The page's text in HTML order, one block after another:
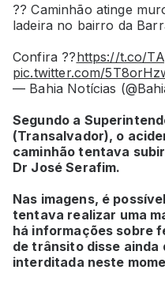
?? Caminhão atinge
ladeira no bairro da
Confira ??https://t.co/
pic.twitter.com/
— Bahia Notícias
Segundo a
(Transalvador), o
caminhão tentava
Dr José Serafim.
Nas imagens, é
tentava realizar uma
há informações sobre
de trânsito disse ainda
interditada neste